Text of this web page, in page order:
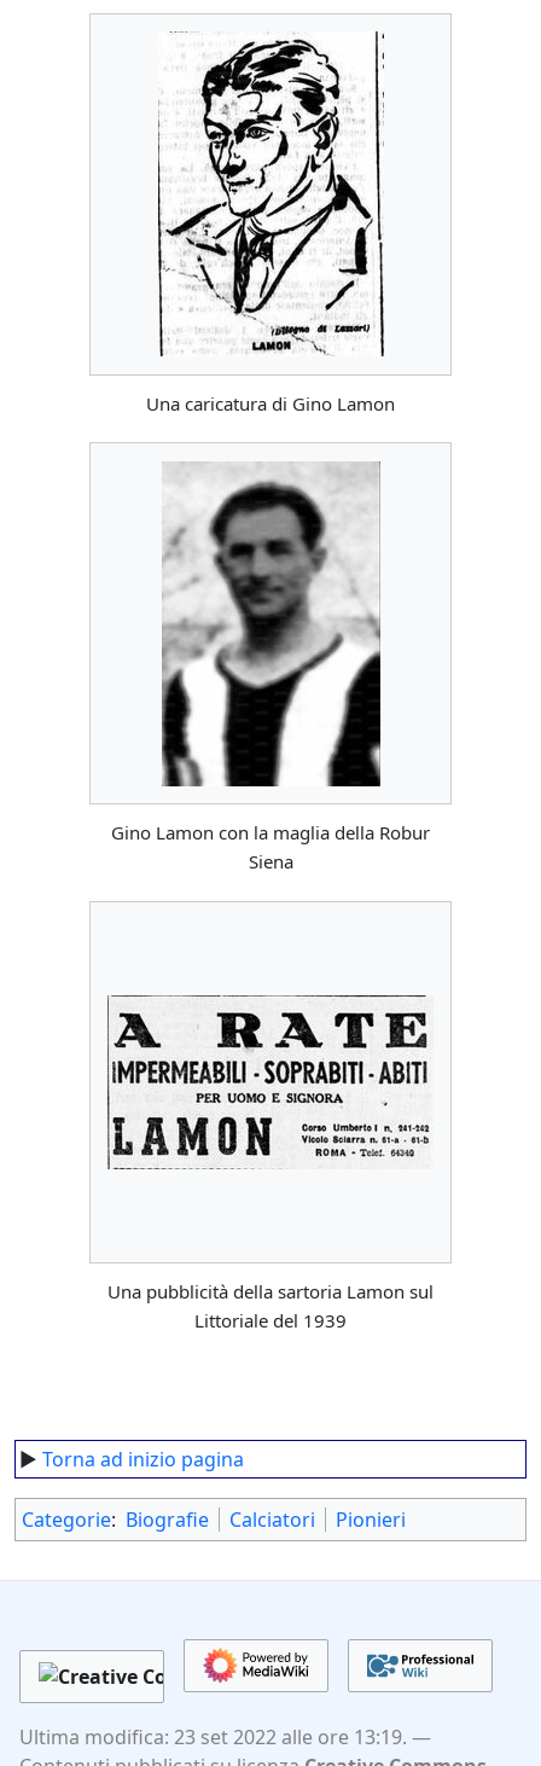
Una caricatura di Gino Lamon
Gino Lamon con la maglia della Robur
Siena
Una pubblicità della sartoria Lamon sul
Littoriale del 1939
► Torna ad inizio pagina
Categorie: Biografie Calciatori Pionieri
Ultima modifica: 23 set 2022 alle ore 13:19.